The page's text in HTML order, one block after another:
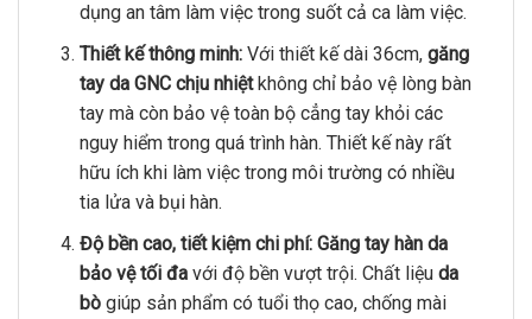
dụng an tâm làm việc trong suốt cả ca làm việc.
Thiết kế thông minh:Với thiết kế dài 36cm, găng
tay da GNC chịu nhiệtkhông chỉ bảo vệ lòng bàn
tay mà còn bảo vệ toàn bộ cẳng tay khỏi các
nguy hiểm trong quá trình hàn. Thiết kế này rất
hữu ích khi làm việc trong môi trường có nhiều
tia lửa và bụi hàn.
Độ bền cao, tiết kiệm chi phí: Găng tay hàn da
bảo vệ tối đavới độ bền vượt trội. Chất liệu da
bògiúp sản phẩm có tuổi thọ cao, chống mài